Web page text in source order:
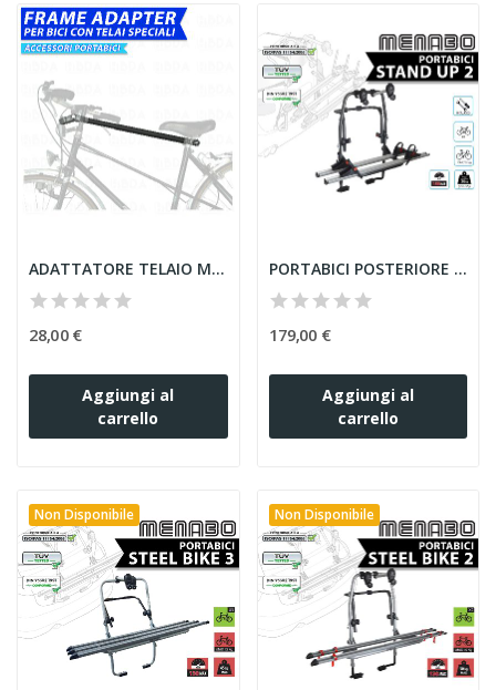
ADATTATORE TELAIO MENABO' PORTABICI BICI DONNA...
28,00 €
Aggiungi al
carrello
PORTABICI POSTERIORE MENABO STAND UP 2 ACCIAIO...
179,00 €
Aggiungi al
carrello
Non Disponibile Non Disponibile